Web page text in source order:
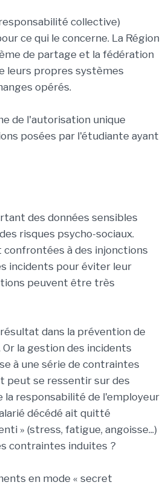
collective)
ce qui le concerne. La Région
de partage et la fédération
leurs propres systèmes
opérés.
de l'autorisation unique
posées par l'étudiante ayant
des données sensibles
risques psycho-sociaux.
à des injonctions
incidents pour éviter leur
peuvent être très
dans la prévention de
la gestion des incidents
à une série de contraintes
peut se ressentir sur des
la responsabilité de l'employeur
décédé ait quitté
» (stress, fatigue, angoisse...)
contraintes induites ?
en mode « secret